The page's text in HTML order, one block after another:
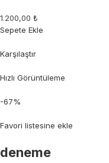
1.200,00 ₺
Sepete Ekle
Karşılaştır
Hızlı Görüntüleme
-67%
Favori listesine ekle
deneme